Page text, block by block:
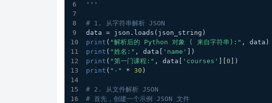
'''
# 1. 从字符串解析 JSON
data = json.loads(json_string)
print ( "解析后的 Python 对象 ( 来自字符串):" , data)
print ( "姓名:" , data[ 'name'
])
print ( "第一门课程:" , data[ 'courses' 0 ])
print ( "-" * 30 )
# 2. 从文件解析 JSON
# 首先，创建一个示例 JSON 文件